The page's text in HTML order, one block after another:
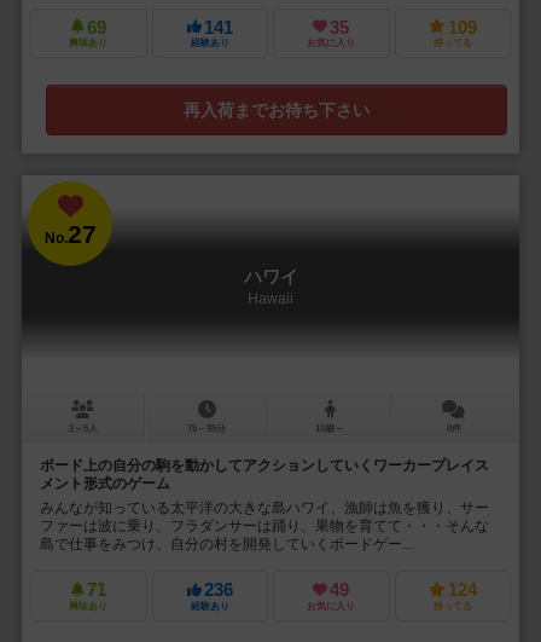
69
興味あり
141
経験あり
35
お気に入り
109
持ってる
再入荷までお待ち下さい
No.27
ハワイ
Hawaii
2～5人 75～95分 10歳～ 8件
ボード上の自分の駒を動かしてアクションしていくワーカープレイス
メント形式のゲーム
みんなが知っている太平洋の大きな島ハワイ、漁師は魚を獲り、サー
ファーは波に乗り、フラダンサーは踊り、果物を育てて・・・そんな
島で仕事をみつけ、自分の村を開発していくボードゲー...
71
興味あり
236
経験あり
49
お気に入り
124
持ってる